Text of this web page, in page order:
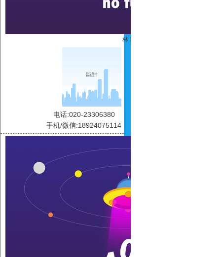
林 慧
电话:020-23306380
手机/微信:18924075114